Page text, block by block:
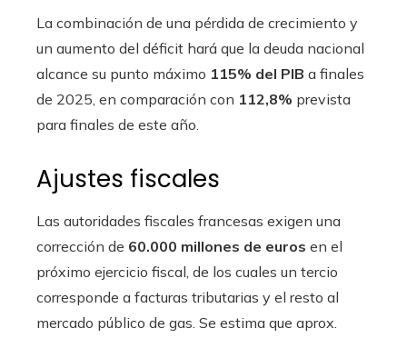
La combinación de una pérdida de crecimiento y
un aumento del déficit hará que la deuda nacional
alcance su punto máximo 115% del PIB a finales
de 2025, en comparación con 112,8% prevista
para finales de este año.
Ajustes fiscales
Las autoridades fiscales francesas exigen una
corrección de 60.000 millones de euros en el
próximo ejercicio fiscal, de los cuales un tercio
corresponde a facturas tributarias y el resto al
mercado público de gas. Se estima que aprox.